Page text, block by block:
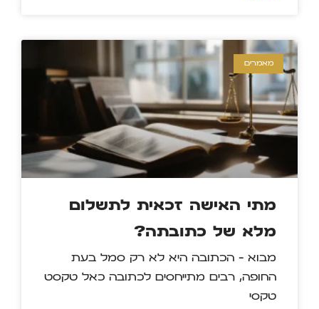
מאמרים
מתי האישה זכאית לתשלום
מלא של כתובתה?
מבוא – הכתובה היא לא רק סמל בעת
החופה, רבים מתייחסים לכתובה כאל טקסט
טקסי